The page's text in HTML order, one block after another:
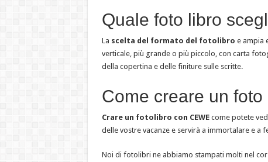
Quale foto libro
La scelta del formato del fotolibro e ampia
verticale, più grande o più piccolo, con carta
della copertina e delle finiture sulle scritte.
Come creare un
Crare un fotolibro con CEWEcome potete
delle vostre vacanze e servirà a immortalare e a
Noi di fotolibri ne abbiamo stampati molti nel